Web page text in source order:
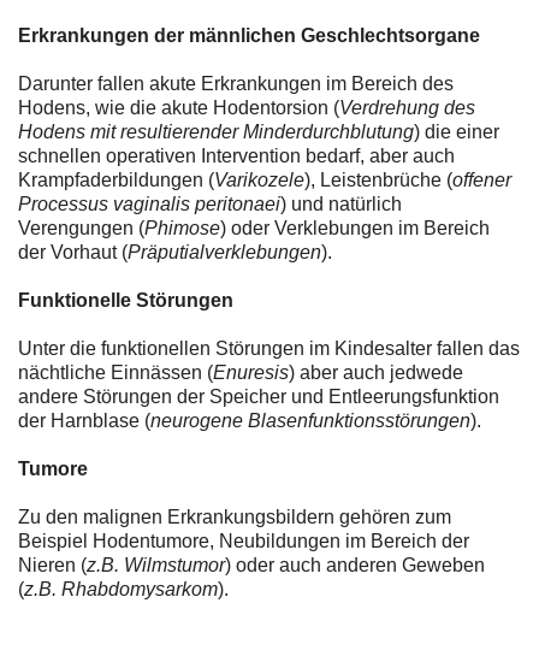
Erkrankungen der männlichen Geschlechtsorgane
Darunter fallen akute Erkrankungen im Bereich des
Hodens, wie die akute Hodentorsion (Verdrehung des
Hodens mit resultierender Minderdurchblutung) die einer
schnellen operativen Intervention bedarf, aber auch
Krampfaderbildungen (Varikozele), Leistenbrüche (offener
Processus vaginalis peritonaei) und natürlich
Verengungen (Phimose) oder Verklebungen im Bereich
der Vorhaut (Präputialverklebungen).
Funktionelle Störungen
Unter die funktionellen Störungen im Kindesalter fallen das
nächtliche Einnässen (Enuresis) aber auch jedwede
andere Störungen der Speicher und Entleerungsfunktion
der Harnblase (neurogene Blasenfunktionsstörungen).
Tumore
Zu den malignen Erkrankungsbildern gehören zum
Beispiel Hodentumore, Neubildungen im Bereich der
Nieren (z.B. Wilmstumor) oder auch anderen Geweben
(z.B. Rhabdomysarkom).